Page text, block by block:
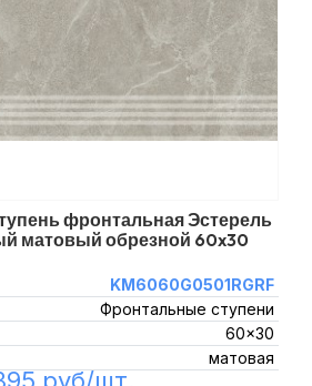
фронтальная Эстерель
матовый обрезной 60x30
KM6060G0501RGRF
Фронтальные ступени
60x30
матовая